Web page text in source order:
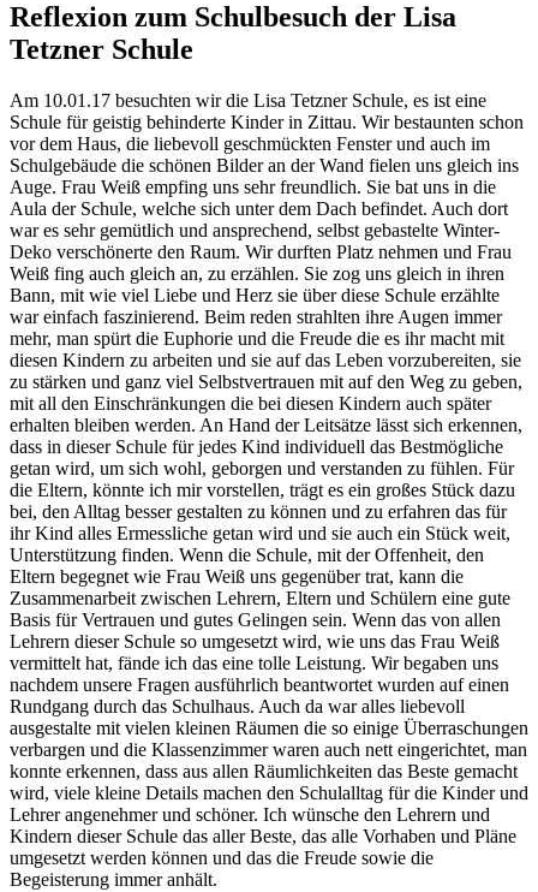
Reflexion zum Schulbesuch der Lisa
Tetzner Schule
Am 10.01.17 besuchten wir die Lisa Tetzner Schule, es ist eine
Schule für geistig behinderte Kinder in Zittau. Wir bestaunten schon
vor dem Haus, die liebevoll geschmückten Fenster und auch im
Schulgebäude die schönen Bilder an der Wand fielen uns gleich ins
Auge. Frau Weiß empfing uns sehr freundlich. Sie bat uns in die
Aula der Schule, welche sich unter dem Dach befindet. Auch dort
war es sehr gemütlich und ansprechend, selbst gebastelte Winter-
Deko verschönerte den Raum. Wir durften Platz nehmen und Frau
Weiß fing auch gleich an, zu erzählen. Sie zog uns gleich in ihren
Bann, mit wie viel Liebe und Herz sie über diese Schule erzählte
war einfach faszinierend. Beim reden strahlten ihre Augen immer
mehr, man spürt die Euphorie und die Freude die es ihr macht mit
diesen Kindern zu arbeiten und sie auf das Leben vorzubereiten, sie
zu stärken und ganz viel Selbstvertrauen mit auf den Weg zu geben,
mit all den Einschränkungen die bei diesen Kindern auch später
erhalten bleiben werden. An Hand der Leitsätze lässt sich erkennen,
dass in dieser Schule für jedes Kind individuell das Bestmögliche
getan wird, um sich wohl, geborgen und verstanden zu fühlen. Für
die Eltern, könnte ich mir vorstellen, trägt es ein großes Stück dazu
bei, den Alltag besser gestalten zu können und zu erfahren das für
ihr Kind alles Ermessliche getan wird und sie auch ein Stück weit,
Unterstützung finden. Wenn die Schule, mit der Offenheit, den
Eltern begegnet wie Frau Weiß uns gegenüber trat, kann die
Zusammenarbeit zwischen Lehrern, Eltern und Schülern eine gute
Basis für Vertrauen und gutes Gelingen sein. Wenn das von allen
Lehrern dieser Schule so umgesetzt wird, wie uns das Frau Weiß
vermittelt hat, fände ich das eine tolle Leistung. Wir begaben uns
nachdem unsere Fragen ausführlich beantwortet wurden auf einen
Rundgang durch das Schulhaus. Auch da war alles liebevoll
ausgestalte mit vielen kleinen Räumen die so einige Überraschungen
verbargen und die Klassenzimmer waren auch nett eingerichtet, man
konnte erkennen, dass aus allen Räumlichkeiten das Beste gemacht
wird, viele kleine Details machen den Schulalltag für die Kinder und
Lehrer angenehmer und schöner. Ich wünsche den Lehrern und
Kindern dieser Schule das aller Beste, das alle Vorhaben und Pläne
umgesetzt werden können und das die Freude sowie die
Begeisterung immer anhält.